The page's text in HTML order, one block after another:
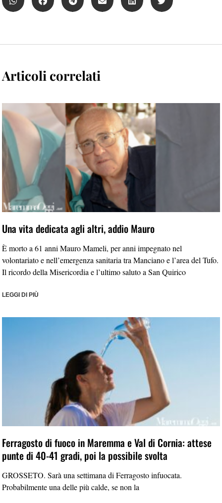
Articoli correlati
Una vita dedicata agli altri, addio Mauro
È morto a 61 anni Mauro Mameli, per anni impegnato nel
volontariato e nell’emergenza sanitaria tra Manciano e l’area del Tufo.
Il ricordo della Misericordia e l’ultimo saluto a San Quirico
LEGGI DI PIÙ
Ferragosto di fuoco in Maremma e Val di Cornia: attese
punte di 40-41 gradi, poi la possibile svolta
GROSSETO. Sarà una settimana di Ferragosto infuocata.
Probabilmente una delle più calde, se non la